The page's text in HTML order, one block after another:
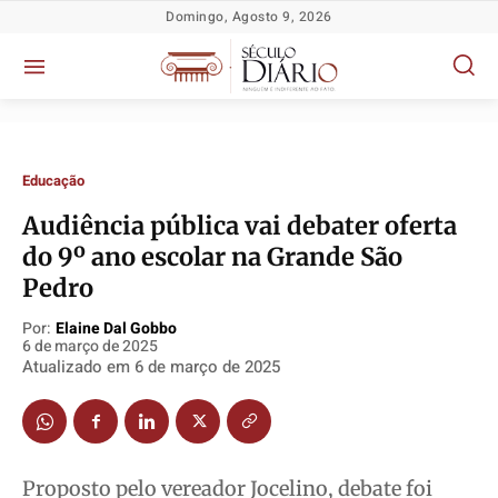
Socioeconômicas
TV Século
Justiça
Educação
Segurança
Socioeconômicas
TV Século
Justiça
Educação
Segurança
Socioeconômicas
TV Século
Justiça
Educação
Segurança
Socioeconômicas
TV Século
Justiça
Educação
Segurança
Domingo, Agosto 9, 2026
Educação
Audiência pública vai debater oferta
do 9º ano escolar na Grande São
Pedro
Por: Elaine Dal Gobbo
6 de março de 2025
Atualizado em 6 de março de 2025
Proposto pelo vereador Jocelino, debate foi